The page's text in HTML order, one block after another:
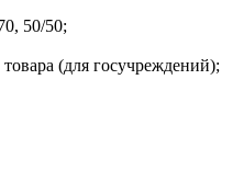
50/50;
(для госучреждений);